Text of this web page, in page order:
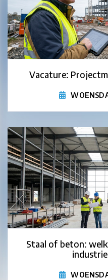
Vacature:
Staal of beton: